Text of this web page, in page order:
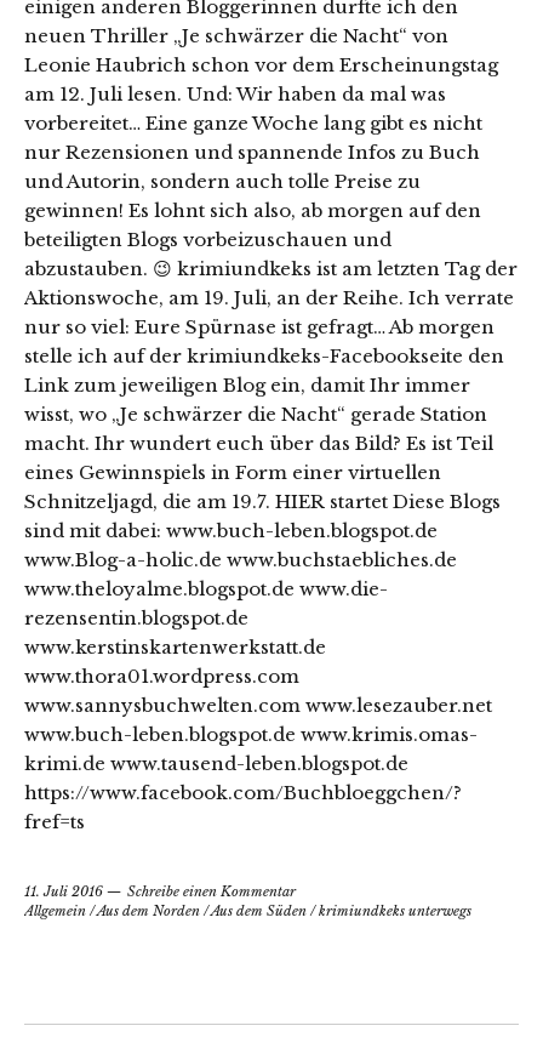
einigen anderen Bloggerinnen durfte ich den
neuen Thriller „Je schwärzer die Nacht“ von
Leonie Haubrich schon vor dem Erscheinungstag
am 12. Juli lesen. Und: Wir haben da mal was
vorbereitet… Eine ganze Woche lang gibt es nicht
nur Rezensionen und spannende Infos zu Buch
und Autorin, sondern auch tolle Preise zu
gewinnen! Es lohnt sich also, ab morgen auf den
beteiligten Blogs vorbeizuschauen und
abzustauben. 😉 krimiundkeks ist am letzten Tag der
Aktionswoche, am 19. Juli, an der Reihe. Ich verrate
nur so viel: Eure Spürnase ist gefragt… Ab morgen
stelle ich auf der krimiundkeks-Facebookseite den
Link zum jeweiligen Blog ein, damit Ihr immer
wisst, wo „Je schwärzer die Nacht“ gerade Station
macht. Ihr wundert euch über das Bild? Es ist Teil
eines Gewinnspiels in Form einer virtuellen
Schnitzeljagd, die am 19.7. HIER startet Diese Blogs
sind mit dabei: www.buch-leben.blogspot.de
www.Blog-a-holic.de www.buchstaebliches.de
www.theloyalme.blogspot.de www.die-
rezensentin.blogspot.de
www.kerstinskartenwerkstatt.de
www.thora01.wordpress.com
www.sannysbuchwelten.com www.lesezauber.net
www.buch-leben.blogspot.de www.krimis.omas-
krimi.de www.tausend-leben.blogspot.de
https://www.facebook.com/Buchbloeggchen/?
fref=ts
11. Juli 2016
Schreibe einen Kommentar
Allgemein /Aus dem Norden /Aus dem Süden /krimiundkeks unterwegs